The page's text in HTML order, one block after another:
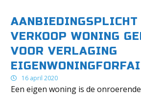
VERKOOP WONING
VOOR VERLAGING
16 april 2020
Een eigen woning is de